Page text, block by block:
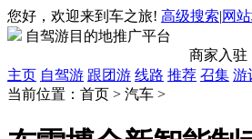
您好，欢迎来到车之旅! 高级搜索|网
自驾游目的地推广平台
商家入驻
主页 自驾游 跟团游 线路 推荐 召集 游
当前位置：首页 > 汽车 >